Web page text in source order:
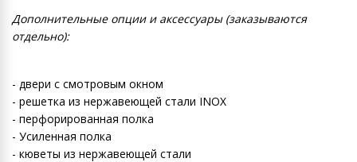
Дополнительные опции и аксессуары (заказываются
отдельно):
- двери с смотровым окном
- решетка из нержавеющей стали INOX
- перфорированная полка
- Усиленная полка
- кюветы из нержавеющей стали